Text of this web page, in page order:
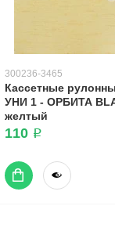
300236-3465
Кассетные
УНИ 1 - ОРБИТА
желтый
110 ₽